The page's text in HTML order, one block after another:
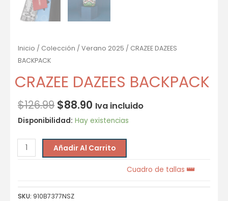
Inicio / Colección / Verano 2025 / CRAZEE DAZEES
BACKPACK
CRAZEE DAZEES BACKPACK
$126.99 $88.90 Iva incluido
Disponibilidad: Hay existencias
Añadir Al Carrito
Cuadro de tallas
SKU: 910B7377NSZ